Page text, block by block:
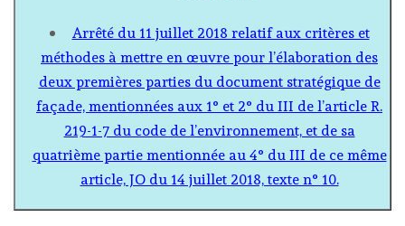
Arrêté du 11 juillet 2018 relatif aux critères et
méthodes à mettre en œuvre pour l’élaboration des
deux premières parties du document stratégique de
façade, mentionnées aux 1° et 2° du III de l’article R.
219-1-7 du code de l’environnement, et de sa
quatrième partie mentionnée au 4° du III de ce même
article, JO du 14 juillet 2018, texte n° 10.